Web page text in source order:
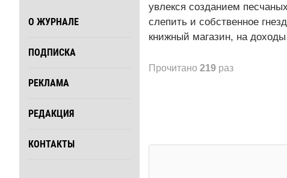
О ЖУРНАЛЕ
ПОДПИСКА
РЕКЛАМА
РЕДАКЦИЯ
КОНТАКТЫ
увлекся созданием
слепить и собственное
книжный магазин, на
Прочитано 219 раз